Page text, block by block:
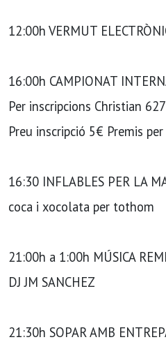
12:00h VERMUT
16:00h CAMPIONAT
Per inscripcions Christian
Preu inscripció 5€ Premis
16:30 INFLABLES PER LA
coca i xocolata per tothom
21:00h a 1:00h MÚSICA
DJ JM SANCHEZ
21:30h SOPAR AMB